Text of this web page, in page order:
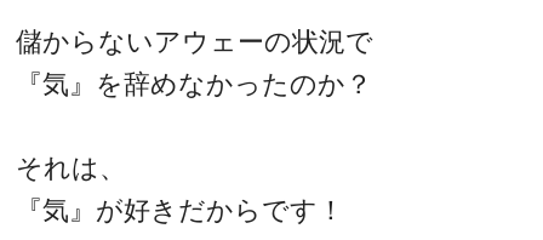
儲からないアウェーの状況で
『気』を辞めなかったのか？
それは、
『気』が好きだからです！